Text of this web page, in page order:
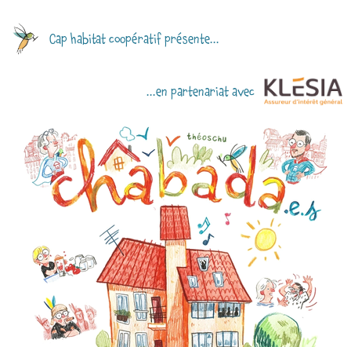
Cap habitat coopératif présente...
...en partenariat avec